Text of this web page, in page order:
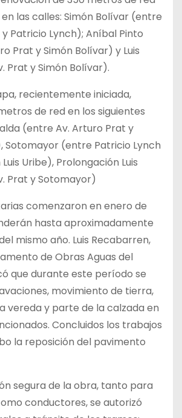
las calles: Simón Bolívar (entre
Patricio Lynch); Aníbal Pinto
Prat y Simón Bolívar) y Luis
Prat y Simón Bolívar).
recientemente iniciada,
de red en los siguientes
(entre Av. Arturo Prat y
Sotomayor (entre Patricio Lynch
Uribe), Prolongación Luis
Prat y Sotomayor)
comenzaron en enero de
hasta aproximadamente
mismo año. Luis Recabarren,
de Obras Aguas del
que durante este período se
movimiento de tierra,
vereda y parte de la calzada en
Concluidos los trabajos
la reposición del pavimento
segura de la obra, tanto para
conductores, se autorizó